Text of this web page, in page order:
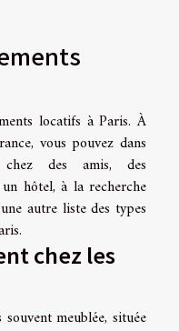
locatifs à Paris. À
vous pouvez dans
des amis, des
hôtel, à la recherche
autre liste des types
chez les
meublée, située